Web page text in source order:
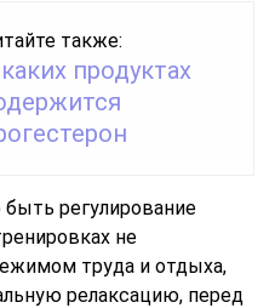
также:
продуктах
регулирование
не
труда и отдыха,
релаксацию, перед